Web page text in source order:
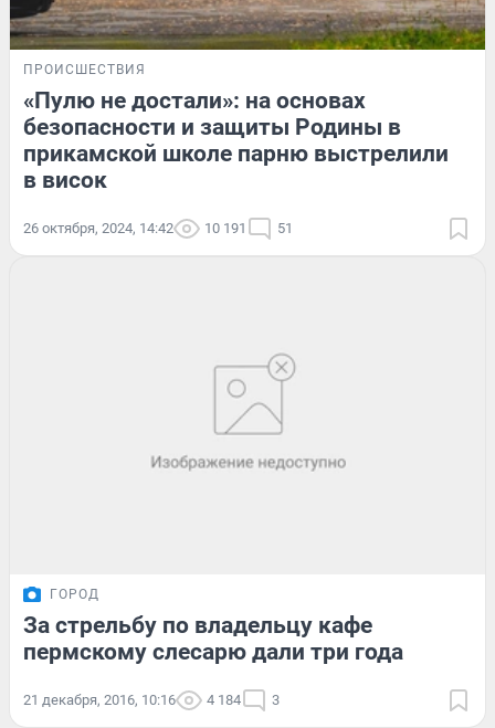
ПРОИСШЕСТВИЯ
«Пулю не достали»: на основах
безопасности и защиты Родины в
прикамской школе парню выстрелили
в висок
26 октября, 2024, 14:42 10 191 51
ГОРОД
За стрельбу по владельцу кафе
пермскому слесарю дали три года
21 декабря, 2016, 10:16 4 184 3